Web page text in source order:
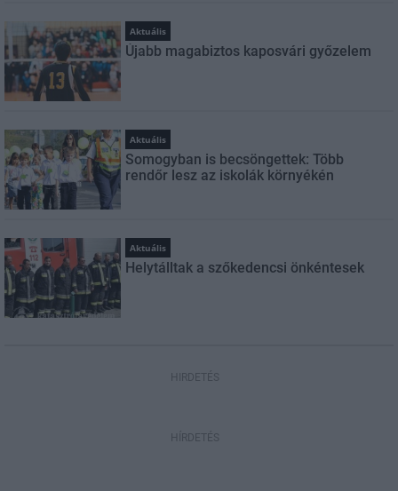
Aktuális
Újabb magabiztos kaposvári győzelem
Aktuális
Somogyban is becsöngettek: Több
rendőr lesz az iskolák környékén
Aktuális
Helytálltak a szőkedencsi önkéntesek
HIRDETÉS
HÍRDETÉS